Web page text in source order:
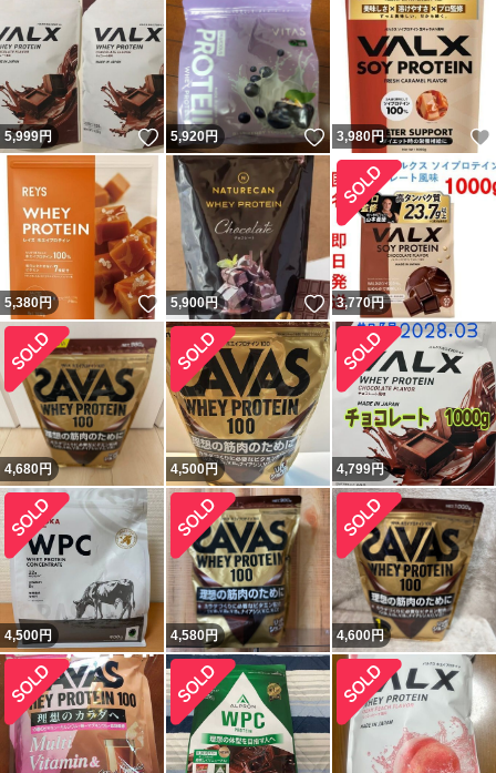
5,999円 いいね！
5,920円 いいね！
3,980円
5,380円 いいね！
5,900円 いいね！
3,770円
4,680円 4,500円 4,799円
4,500円 4,580円 4,600円